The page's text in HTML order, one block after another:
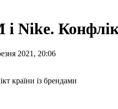
Nike.
2021, 20:06